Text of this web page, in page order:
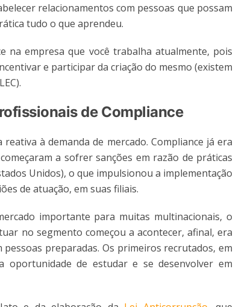
relacionamentos com pessoas que possam
tudo o que aprendeu.
na empresa que você trabalha atualmente, pois
e participar da criação do mesmo (existem
de Compliance
à demanda de mercado. Compliance já era
a sofrer sanções em razão de práticas
Unidos), o que impulsionou a implementação
de atuação, em suas filiais.
importante para muitas multinacionais, o
no segmento começou a acontecer, afinal, era
preparadas. Os primeiros recrutados, em
de estudar e se desenvolver em